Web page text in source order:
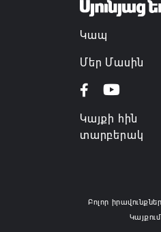
Կապ
Մեր Մասին
Կայքի հին
տարբերակ
Բոլոր